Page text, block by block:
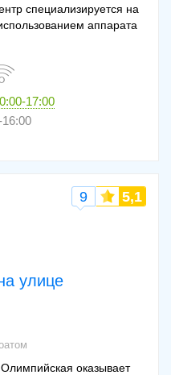
специализируется на
аппарата
17:00
улице
9 5,1
оказывает